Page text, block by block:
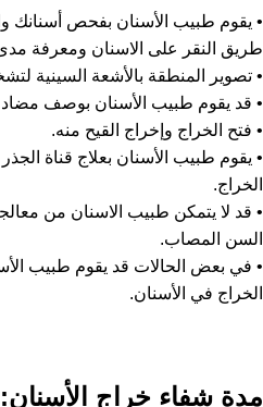
• يقوم طبيب الأسنان بفحص أسنانك
طريق النقر على الاسنان ومعرفة
• تصوير المنطقة بالأشعة السينية
• قد يقوم طبيب الأسنان بوصف
• فتح الخراج وإخراج القيح منه.
• يقوم طبيب الأسنان بعلاج قناة
الخراج.
• قد لا يتمكن طبيب الاسنان من
السن المصاب.
• في بعض الحالات قد يقوم طبيب
الخراج في الأسنان.
مدة شفاء خراج الأسنان: